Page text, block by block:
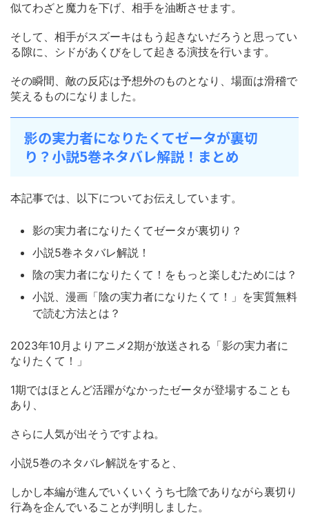
似てわざと魔力を下げ、相手を油断させます。
そして、相手がスズーキはもう起きないだろうと思ってい
る隙に、シドがあくびをして起きる演技を行います。
その瞬間、敵の反応は予想外のものとなり、場面は滑稽で
笑えるものになりました。
影の実力者になりたくてゼータが裏切
り？小説5巻ネタバレ解説！まとめ
本記事では、以下についてお伝えしています。
影の実力者になりたくてゼータが裏切り？
小説5巻ネタバレ解説！
陰の実力者になりたくて！をもっと楽しむためには？
小説、漫画「陰の実力者になりたくて！」を実質無料
で読む方法とは？
2023年10月よりアニメ2期が放送される「影の実力者に
なりたくて！」
1期ではほとんど活躍がなかったゼータが登場することも
あり、
さらに人気が出そうですよね。
小説5巻のネタバレ解説をすると、
しかし本編が進んでいくいくうち七陰でありながら裏切り
行為を企んでいることが判明しました。